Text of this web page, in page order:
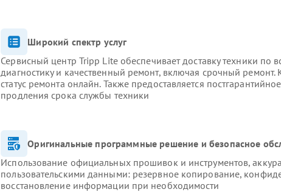
Широкий спектр услуг
Сервисный центр Tripp Lite обеспечивает доставку техники по
диагностику и качественный ремонт, включая срочный ремонт.
статус ремонта онлайн. Также предоставляется
продления срока службы техники
Оригинальные программные решение и безопасное
Использование официальных прошивок и инструментов,
пользовательскими данными: резервное копирование,
восстановление информации при необходимости